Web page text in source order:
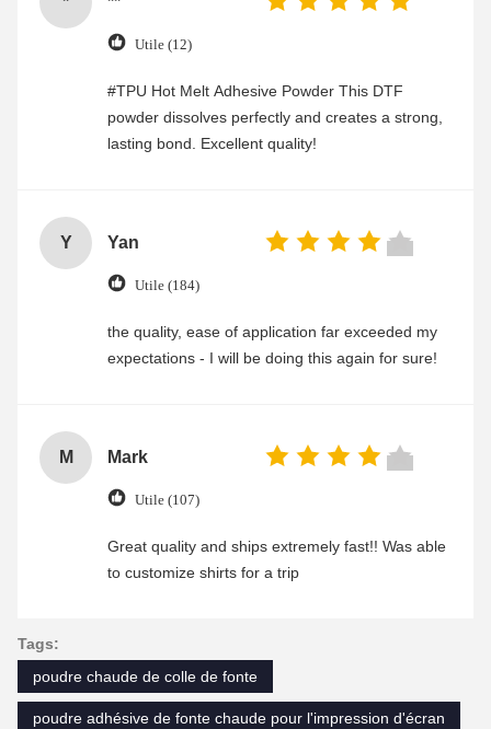
Utile (12)
#TPU Hot Melt Adhesive Powder This DTF
powder dissolves perfectly and creates a strong,
lasting bond. Excellent quality!
Y Yan
Utile (184)
the quality, ease of application far exceeded my
expectations - I will be doing this again for sure!
M Mark
Utile (107)
Great quality and ships extremely fast!! Was able
to customize shirts for a trip
Tags:
poudre chaude de colle de fonte
poudre adhésive de fonte chaude pour l'impression d'écran